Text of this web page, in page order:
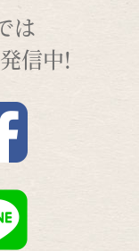
は
信中!